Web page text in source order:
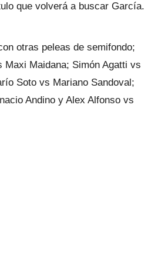
que volverá a buscar García.
otras peleas de semifondo;
Maxi Maidana; Simón Agatti vs
Soto vs Mariano Sandoval;
Andino y Alex Alfonso vs